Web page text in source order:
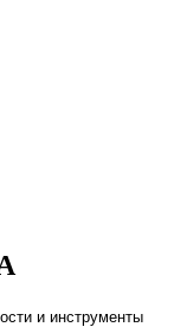
и инструменты